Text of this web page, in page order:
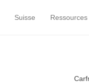
Suisse Ressources